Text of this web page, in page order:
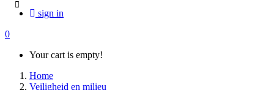
sign in
0
Your cart is empty!
Home
Veiligheid en milieu